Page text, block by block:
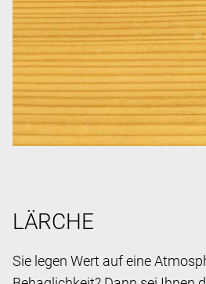
LÄRCHE
Sie legen Wert auf eine